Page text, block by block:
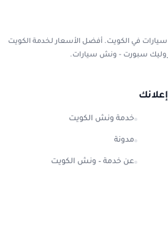
في الكويت. أفضل الأسعار لخدمة الكويت
سبورت - ونش سيارات.
خدمة ونش الكويت
مدونة
عن خدمة – ونش الكويت